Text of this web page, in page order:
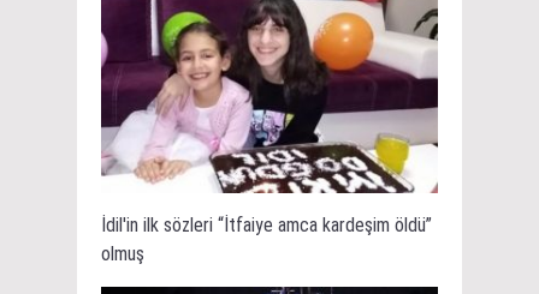
İdil'in ilk sözleri “İtfaiye amca kardeşim öldü”
olmuş